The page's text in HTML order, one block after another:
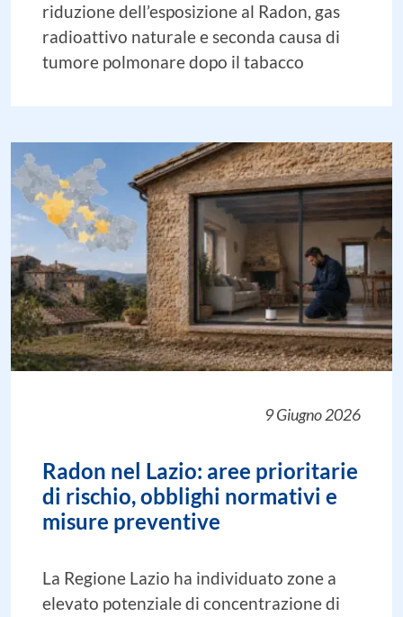
riduzione dell’esposizione al Radon, gas
radioattivo naturale e seconda causa di
tumore polmonare dopo il tabacco
9 Giugno 2026
Radon nel Lazio: aree prioritarie
di rischio, obblighi normativi e
misure preventive
La Regione Lazio ha individuato zone a
elevato potenziale di concentrazione di